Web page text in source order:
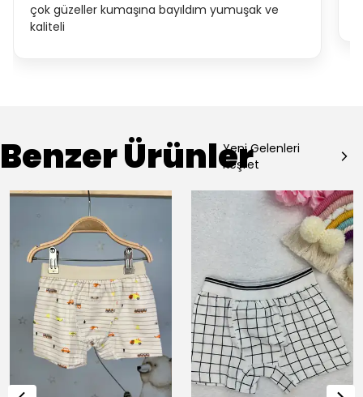
çok güzeller kumaşına bayıldım yumuşak ve
kaliteli
Benzer ÜrünlerYeni Gelenleri
Keşfet